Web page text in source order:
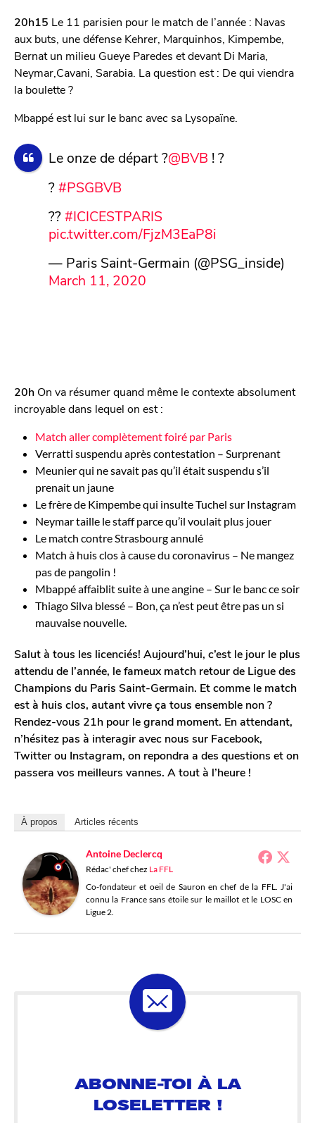
20h15 Le 11 parisien pour le match de l’année : Navas
aux buts, une défense Kehrer, Marquinhos, Kimpembe,
Bernat un milieu Gueye Paredes et devant Di Maria,
Neymar,Cavani, Sarabia. La question est : De qui viendra
la boulette ?
Mbappé est lui sur le banc avec sa Lysopaïne.
Le onze de départ ?@BVB ! ?
?#PSGBVB
??#ICICESTPARIS
pic.twitter.com/FjzM3EaP8i
— Paris Saint-Germain (@PSG_inside)
March 11, 2020
20h On va résumer quand même le contexte absolument
incroyable dans lequel on est :
Match aller complètement foiré par Paris
Verratti suspendu après contestation – Surprenant
Meunier qui ne savait pas qu’il était suspendu s’il
prenait un jaune
Le frère de Kimpembe qui insulte Tuchel sur Instagram
Neymar taille le staff parce qu’il voulait plus jouer
Le match contre Strasbourg annulé
Match à huis clos à cause du coronavirus – Ne mangez
pas de pangolin !
Mbappé affaiblit suite à une angine – Sur le banc ce soir
Thiago Silva blessé – Bon, ça n’est peut être pas un si
mauvaise nouvelle.
Salut à tous les licenciés! Aujourd’hui, c’est le jour le plus
attendu de l’année, le fameux match retour de Ligue des
Champions du Paris Saint-Germain. Et comme le match
est à huis clos, autant vivre ça tous ensemble non ?
Rendez-vous 21h pour le grand moment. En attendant,
n’hésitez pas à interagir avec nous sur Facebook,
Twitter ou Instagram, on repondra a des questions et on
passera vos meilleurs vannes. A tout à l’heure !
À propos Articles récents
Antoine Declercq
Rédac' chefchez La FFL
Co-fondateur et oeil de Sauron en chef de la FFL. J'ai
connu la France sans étoile sur le maillot et le LOSC en
Ligue 2.